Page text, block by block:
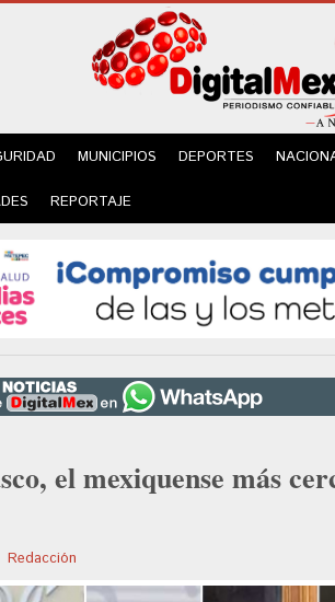
MUNICIPIOS DEPORTES
REPORTAJE
el mexiquense más
Redacción